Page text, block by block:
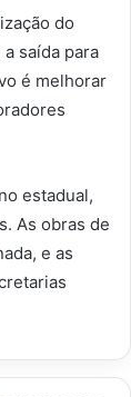
do
saída para
é melhorar
estadual,
As obras de
e as